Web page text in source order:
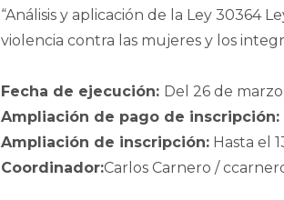
“Análisis y aplicación de la Ley 30364
violencia contra las mujeres y los
Fecha de ejecución: Del 26 de
Ampliación de pago de inscripción:
Ampliación de inscripción: Hasta el
Coordinador:Carlos Carnero /